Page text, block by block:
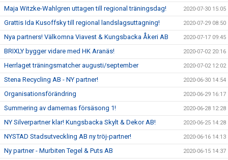
Maja Witzke-Wahlgren uttagen till regional träningsdag! 2020-07-30 15:05
Grattis Ida Kusoffsky till regional landslagsuttagning! 2020-07-29 08:50
Nya partners! Välkomna Viavest & Kungsbacka Åkeri AB 2020-07-17 09:45
BRIXLY bygger vidare med HK Aranäs! 2020-07-02 20:16
Herrlaget träningsmatcher augusti/september 2020-07-02 12:02
Stena Recycling AB - NY partner! 2020-06-30 14:54
Organisationsförändring 2020-06-29 16:17
Summering av damernas försäsong 1! 2020-06-28 12:28
NY Silverpartner klar! Kungsbacka Skylt & Dekor AB! 2020-06-25 14:28
NYSTAD Stadsutveckling AB ny tröj-partner! 2020-06-16 14:13
Ny partner - Murbiten Tegel & Puts AB 2020-06-15 14:37